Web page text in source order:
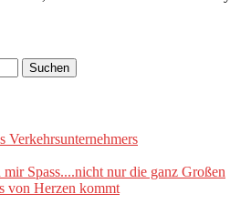
Verkehrsunternehmers
Spass....nicht nur die ganz Großen
von Herzen kommt